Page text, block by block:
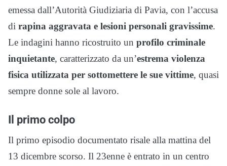
emessa dall’Autorità Giudiziaria di Pavia, con l’accusa
di rapina aggravata e lesioni personali gravissime.
Le indagini hanno ricostruito un profilo criminale
inquietante, caratterizzato da un’estrema violenza
fisica utilizzata per sottomettere le sue vittime, quasi
sempre donne sole al lavoro.
Il primo colpo
Il primo episodio documentato risale alla mattina del
13 dicembre scorso. Il 23enne è entrato in un centro